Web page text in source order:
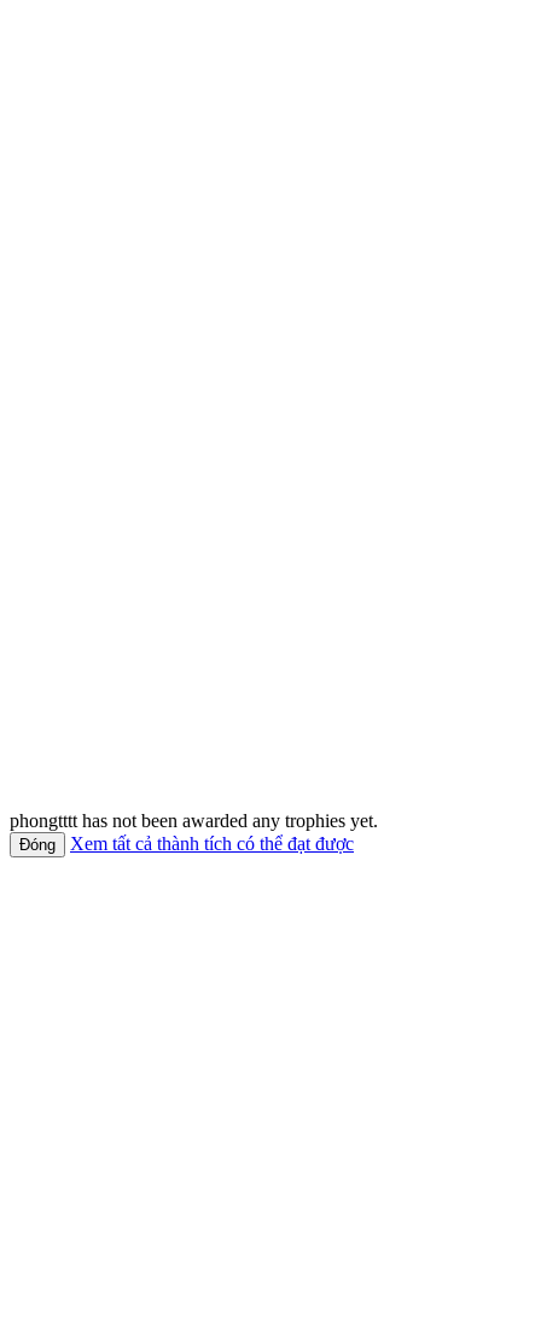
phongtttt has not been awarded any trophies yet.
Xem tất cả thành tích có thể đạt được